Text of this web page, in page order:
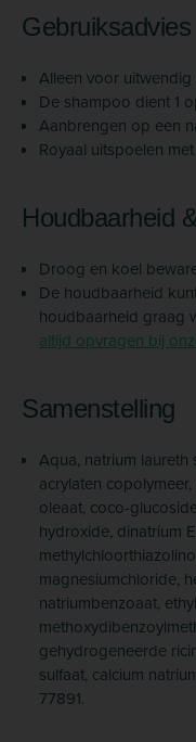
Gebruiksadvies
Alleen voor uitwendig
De shampoo dient 1
Aanbrengen op een
Royaal uitspoelen
Houdbaarheid
Droog en koel
De houdbaarheid
houdbaarheid graag
altijd opvragen bij
Samenstelling
Aqua, natrium
acrylaten
oleaat, coco-
hydroxide, dinatrium
magnesium­chloride,
natrium­benzoaat,
gehydrogeneerde
sulfaat, calcium
77891.